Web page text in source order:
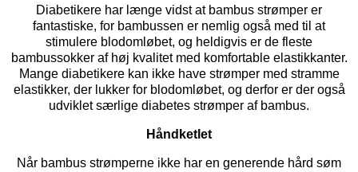
Diabetikere har længe vidst at bambus strømper er
fantastiske, for bambussen er nemlig også med til at
stimulere blodomløbet, og heldigvis er de fleste
bambussokker af høj kvalitet med komfortable elastikkanter.
Mange diabetikere kan ikke have strømper med stramme
elastikker, der lukker for blodomløbet, og derfor er der også
udviklet særlige diabetes strømper af bambus.
Håndketlet
Når bambus strømperne ikke har en generende hård søm